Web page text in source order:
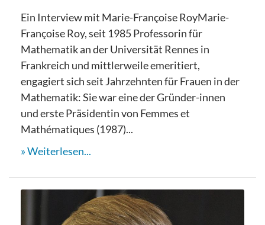
Ein Interview mit Marie-Françoise RoyMarie-
Françoise Roy, seit 1985 Professorin für
Mathematik an der Universität Rennes in
Frankreich und mittlerweile emeritiert,
engagiert sich seit Jahrzehnten für Frauen in der
Mathematik: Sie war eine der Gründer-innen
und erste Präsidentin von Femmes et
Mathématiques (1987)...
Weiterlesen...